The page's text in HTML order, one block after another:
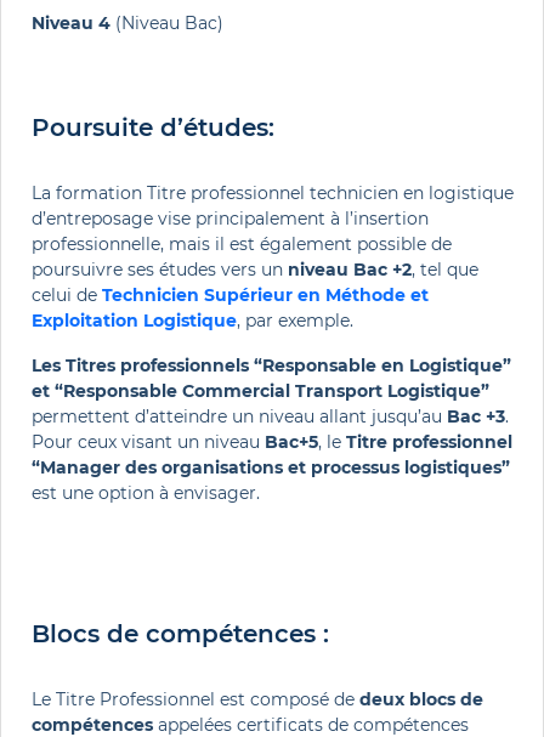
Niveau 4 (Niveau Bac)
Poursuite d’études:
La formation Titre professionnel technicien en logistique
d’entreposage vise principalement à l’insertion
professionnelle, mais il est également possible de
poursuivre ses études vers un niveau Bac +2, tel que
celui de Technicien Supérieur en Méthode et
Exploitation Logistique, par exemple.
Les Titres professionnels “Responsable en Logistique”
et “Responsable Commercial Transport Logistique”
permettent d’atteindre un niveau allant jusqu’au Bac +3.
Pour ceux visant un niveau Bac+5, le Titre professionnel
“Manager des organisations et processus logistiques”
est une option à envisager.
Blocs de compétences :
Le Titre Professionnel est composé de deux blocs de
compétences appelées certificats de compétences